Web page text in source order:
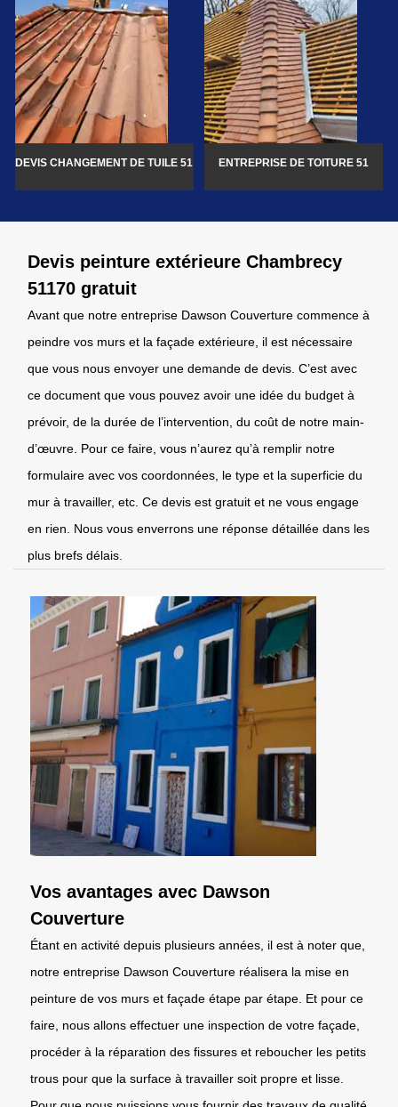
DEVIS CHANGEMENT DE TUILE 51 ENTREPRISE DE TOITURE 51
Devis peinture extérieure Chambrecy
51170 gratuit
Avant que notre entreprise Dawson Couverture commence à
peindre vos murs et la façade extérieure, il est nécessaire
que vous nous envoyer une demande de devis. C’est avec
ce document que vous pouvez avoir une idée du budget à
prévoir, de la durée de l’intervention, du coût de notre main-
d’œuvre. Pour ce faire, vous n’aurez qu’à remplir notre
formulaire avec vos coordonnées, le type et la superficie du
mur à travailler, etc. Ce devis est gratuit et ne vous engage
en rien. Nous vous enverrons une réponse détaillée dans les
plus brefs délais.
Vos avantages avec Dawson
Couverture
Étant en activité depuis plusieurs années, il est à noter que,
notre entreprise Dawson Couverture réalisera la mise en
peinture de vos murs et façade étape par étape. Et pour ce
faire, nous allons effectuer une inspection de votre façade,
procéder à la réparation des fissures et reboucher les petits
trous pour que la surface à travailler soit propre et lisse.